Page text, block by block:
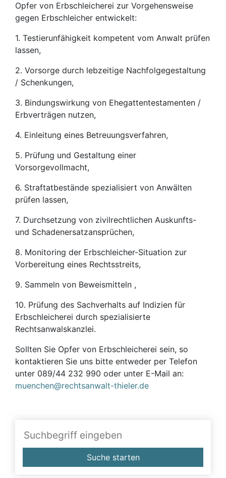
Opfer von Erbschleicherei zur Vorgehensweise
gegen Erbschleicher entwickelt:
1. Testierunfähigkeit kompetent vom Anwalt prüfen
lassen,
2. Vorsorge durch lebzeitige Nachfolgegestaltung
/ Schenkungen,
3. Bindungswirkung von Ehegattentestamenten /
Erbverträgen nutzen,
4. Einleitung eines Betreuungsverfahren,
5. Prüfung und Gestaltung einer
Vorsorgevollmacht,
6. Straftatbestände spezialisiert von Anwälten
prüfen lassen,
7. Durchsetzung von zivilrechtlichen Auskunfts-
und Schadenersatzansprüchen,
8. Monitoring der Erbschleicher-Situation zur
Vorbereitung eines Rechtsstreits,
9. Sammeln von Beweismitteln ,
10. Prüfung des Sachverhalts auf Indizien für
Erbschleicherei durch spezialisierte
Rechtsanwalskanzlei.
Sollten Sie Opfer von Erbschleicherei sein, so
kontaktieren Sie uns bitte entweder per Telefon
unter 089/44 232 990 oder unter E-Mail an:
muenchen@rechtsanwalt-thieler.de
Suche starten